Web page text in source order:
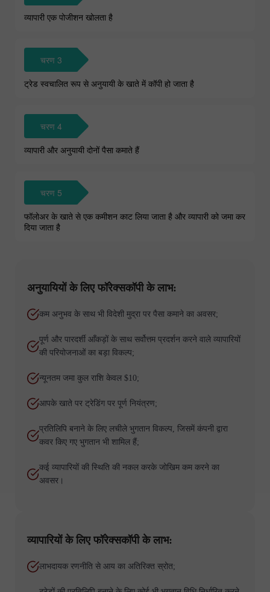
व्यापारी एक पोजीशन खोलता है
चरण 3
ट्रेड स्वचालित रूप से अनुयायी के खाते में कॉपी हो जाता है
चरण 4
व्यापारी और अनुयायी दोनों पैसा कमाते हैं
चरण 5
फॉलोअर के खाते से एक कमीशन काट लिया जाता है और व्यापारी को जमा कर
दिया जाता है
अनुयायियों के लिए फॉरेक्सकॉपी के लाभ:
कम अनुभव के साथ भी विदेशी मुद्रा पर पैसा कमाने का अवसर;
पूर्ण और पारदर्शी आँकड़ों के साथ सर्वोत्तम प्रदर्शन करने वाले व्यापारियों
की परियोजनाओं का बड़ा विकल्प;
न्यूनतम जमा कुल राशि केवल $10;
आपके खाते पर ट्रेडिंग पर पूर्ण नियंत्रण;
प्रतिलिपि बनाने के लिए लचीले भुगतान विकल्प, जिसमें कंपनी द्वारा
कवर किए गए भुगतान भी शामिल हैं;
कई व्यापारियों की स्थिति की नकल करके जोखिम कम करने का
अवसर।
व्यापारियों के लिए फॉरेक्सकॉपी के लाभ:
लाभदायक रणनीति से आय का अतिरिक्त स्रोत;